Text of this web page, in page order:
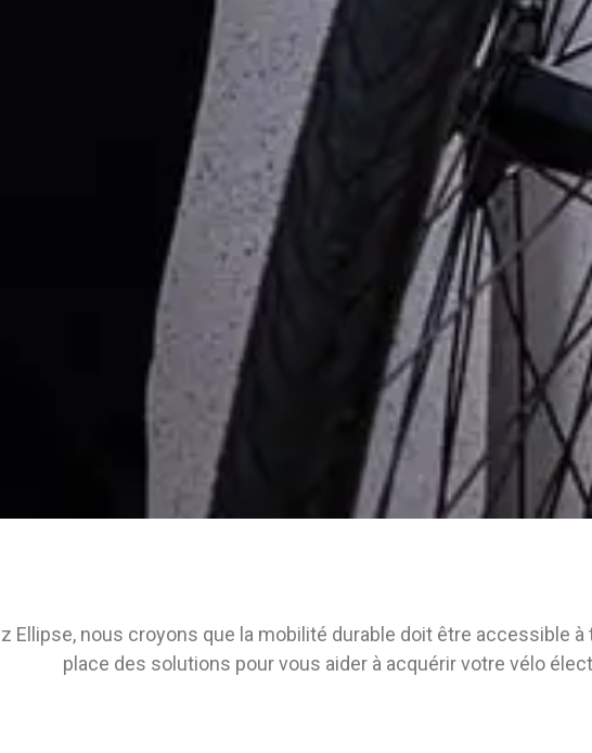
Ellipse, nous croyons que la mobilité durable doit être accessible
place des solutions pour vous aider à acquérir votre vélo